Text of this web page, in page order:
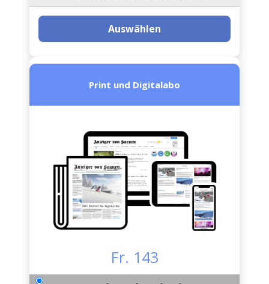
Auswählen
Print und Digitalabo
Fr. 143